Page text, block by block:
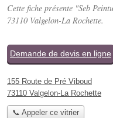
Cette fiche présente "Seb
73110 Valgelon-La Rochette.
Demande de devis en ligne
155 Route de Pré Viboud
73110 Valgelon-La Rochette
📞 Appeler ce vitrier